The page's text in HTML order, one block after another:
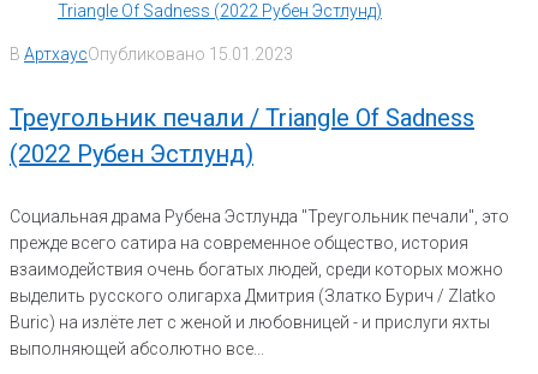
В АртхаусОпубликовано 15.01.2023
Треугольник печали / Triangle Of Sadness
(2022 Рубен Эстлунд)
Социальная драма Рубена Эстлунда "Треугольник печали", это
прежде всего сатира на современное общество, история
взаимодействия очень богатых людей, среди которых можно
выделить русского олигарха Дмитрия (Златко Бурич / Zlatko
Buric) на излёте лет с женой и любовницей - и прислуги яхты
выполняющей абсолютно все...